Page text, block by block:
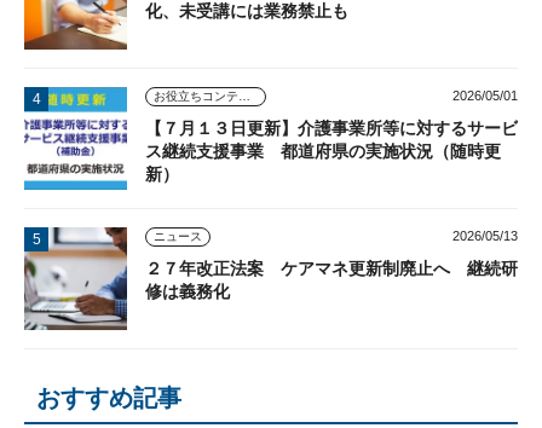
化、未受講には業務禁止も
お役立ちコンテンツ 2026/05/01
【７月１３日更新】介護事業所等に対するサービ
ス継続支援事業 都道府県の実施状況（随時更
新）
ニュース 2026/05/13
２７年改正法案 ケアマネ更新制廃止へ 継続研
修は義務化
おすすめ記事